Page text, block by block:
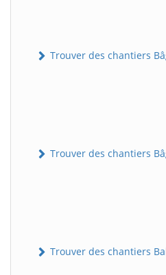
Trouver des chantiers
Trouver des chantiers
Trouver des chantiers